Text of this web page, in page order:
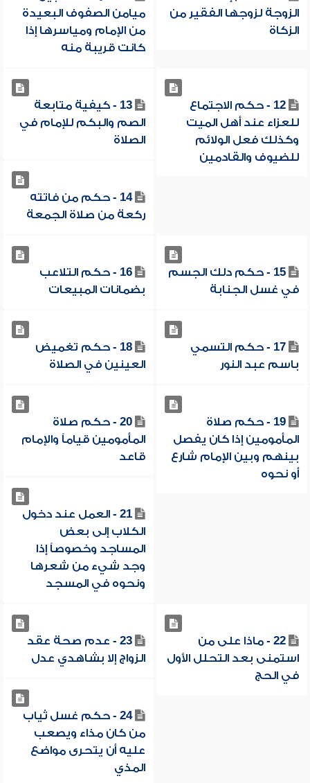
الزوجة لزوجها الفقير من
الزكاة
ميامن الصفوف البعيدة
من الإمام ومياسرها إذا
كانت قريبة منه
12 - حكم الاجتماع
للعزاء عند أهل الميت
وكذلك فعل الولائم
للضيوف والقادمين
13 - كيفية متابعة
الصم والبكم للإمام في
الصلاة
14 - حكم من فاتته
ركعة من صلاة الجمعة
15 - حكم دلك الجسم
في غسل الجنابة
16 - حكم التلاعب
بضمانات المبيعات
17 - حكم التسمي
باسم عبد النور
18 - حكم تغميض
العينين في الصلاة
19 - حكم صلاة
المأمومين إذا كان يفصل
بينهم وبين الإمام شارع
أو نحوه
20 - حكم صلاة
المأمومين قياماً والإمام
قاعد
21 - العمل عند دخول
الكلاب إلى بعض
المساجد وخصوصاً إذا
وجد شيء من شعرها
ونحوه في المسجد
22 - ماذا على من
استمنى بعد التحلل الأول
في الحج
23 - عدم صحة عقد
الزواج إلا بشاهدي عدل
24 - حكم غسل ثياب
من كان مذاء ويصعب
عليه أن يتحرى مواضع
المذي